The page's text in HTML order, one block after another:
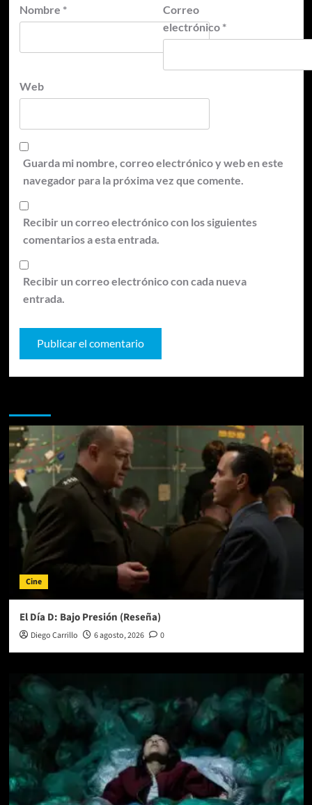
Nombre *
Correo
electrónico *
Web
Guarda mi nombre, correo electrónico y web en este
navegador para la próxima vez que comente.
Recibir un correo electrónico con los siguientes
comentarios a esta entrada.
Recibir un correo electrónico con cada nueva
entrada.
Cine
El Día D: Bajo Presión (Reseña)
Diego Carrillo 6 agosto, 2026 0